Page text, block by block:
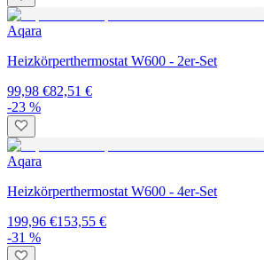
Aqara
Heizkörperthermostat W600 - 2er-Set
99,98 €82,51 €
-23 %
Aqara
Heizkörperthermostat W600 - 4er-Set
199,96 €153,55 €
-31 %